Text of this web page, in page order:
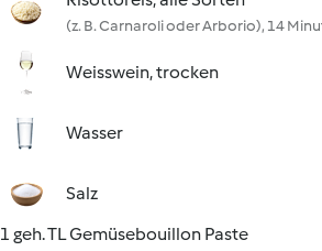
(z. B. Carnaroli oder Arborio), 14
Weisswein, trocken
Wasser
Salz
1 geh. TL Gemüsebouillon Paste